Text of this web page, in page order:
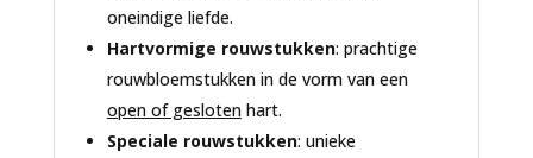
oneindige liefde.
Hartvormige rouwstukken: prachtige
rouwbloemstukken in de vorm van een
open of geslotenhart.
Speciale rouwstukken: unieke